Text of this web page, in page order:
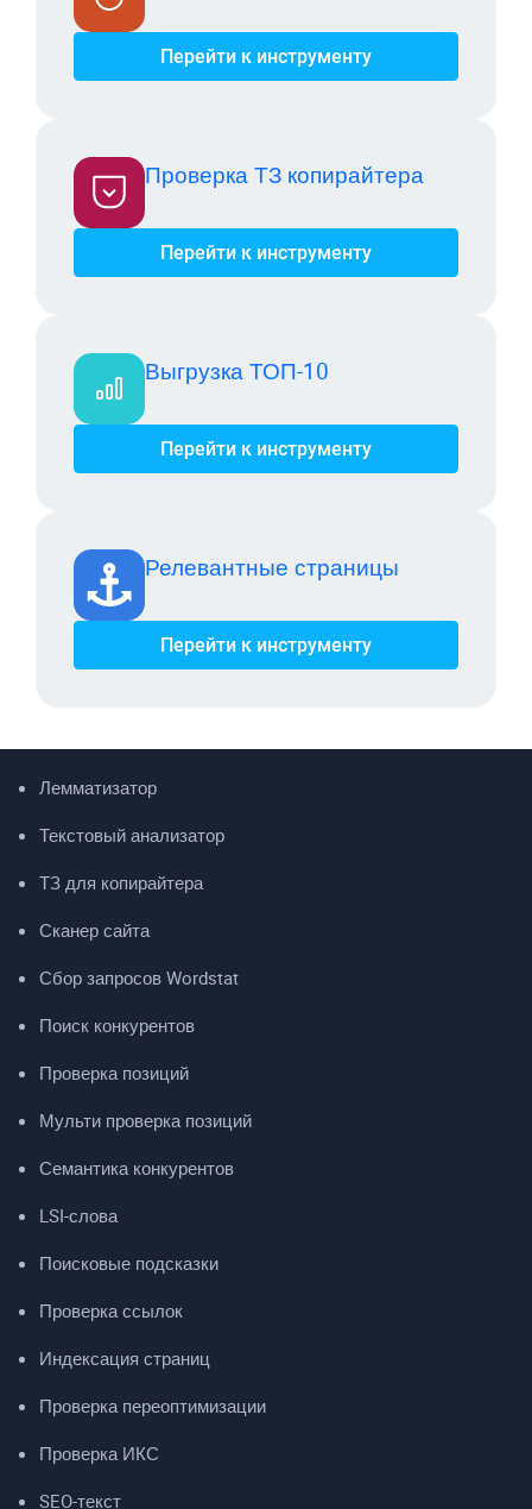
Перейти к инструменту
Проверка ТЗ копирайтера
Перейти к инструменту
Выгрузка ТОП-10
Перейти к инструменту
Релевантные страницы
Перейти к инструменту
Лемматизатор
Текстовый анализатор
ТЗ для копирайтера
Сканер сайта
Сбор запросов Wordstat
Поиск конкурентов
Проверка позиций
Мульти проверка позиций
Семантика конкурентов
LSI-слова
Поисковые подсказки
Проверка ссылок
Индексация страниц
Проверка переоптимизации
Проверка ИКС
SEO-текст